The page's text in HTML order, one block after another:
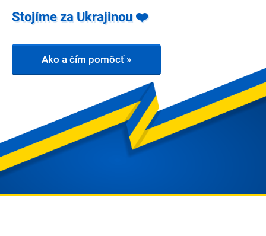
Stojíme za Ukrajinou ❤️
Ako a čím pomôcť »